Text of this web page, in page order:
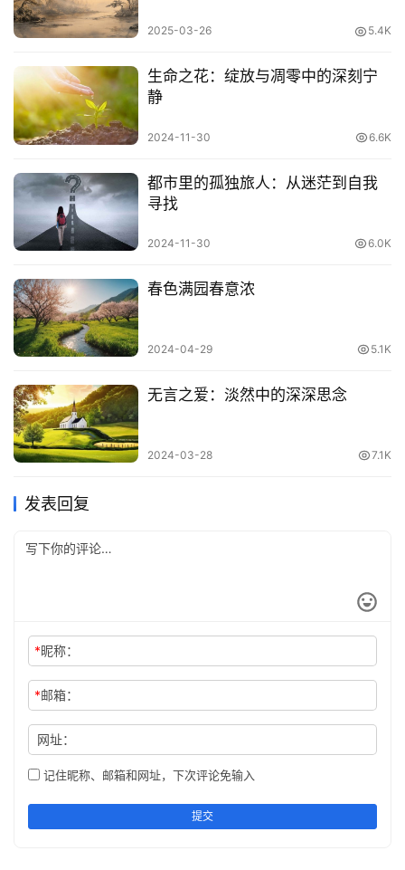
美院艺考阅卷现场
其实，去年杭州中国美院就已将古诗词引入考题，要求考生
根据唐代诗人刘长卿《寻南溪常道士》这首诗完成一幅主题
画创作。希望通过对“诗中有画，画中有诗”的倡导，加强对
考生人文艺术内涵的考查。
朝徽宗年间看看！
朝政理得不怎么样的赵佶，不仅是位才华横溢的书画家，创
建并主管了世界上最早的国家级画院——宣和画院，同时，
也是一位评判行家和命题高手。考试内容摘古人诗句为题，
要求考生画出诗句的意境，构思巧妙，不落俗套，做到笔意
俱全。
2025-03-26 5.4K
生命之花：绽放与凋零中的深刻宁
静
2024-11-30 6.6K
都市里的孤独旅人：从迷茫到自我
寻找
2024-11-30 6.0K
春色满园春意浓
2024-04-29 5.1K
无言之爱：淡然中的深深思念
2024-03-28 7.1K
发表回复
*昵称：
*邮箱：
网址：
记住昵称、邮箱和网址，下次评论免输入
提交